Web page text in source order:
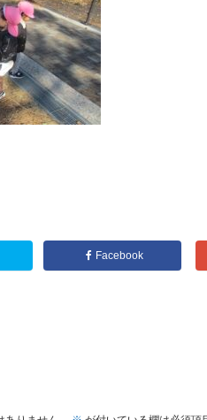
Facebook